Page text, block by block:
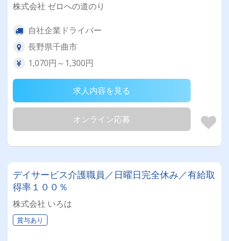
株式会社 ゼロへの道のり
自社企業ドライバー
長野県千曲市
1,070円～1,300円
求人内容を見る
オンライン応募
デイサービス介護職員／日曜日完全休み／有給取
得率１００％
株式会社 いろは
賞与あり